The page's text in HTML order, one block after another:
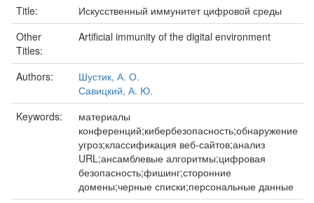
Title:
Искусственный иммунитет цифровой среды
Other
Titles:
Artificial immunity of the digital environment
Authors:
Шустик, А. О.
Савицкий, А. Ю.
Keywords:
материалы
конференций;кибербезопасность;обнаружение
угроз;классификация веб-сайтов;анализ
URL;ансамблевые алгоритмы;цифровая
безопасность;фишинг;сторонние
домены;черные списки;персональные данные